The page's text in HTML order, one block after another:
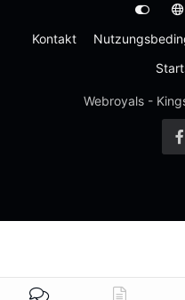
Kontakt
Webroyals -